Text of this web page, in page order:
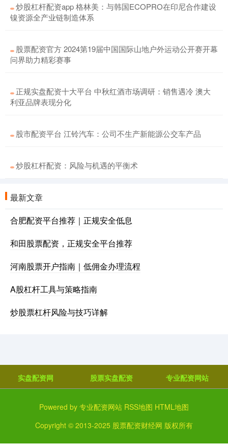
炒股杠杆配资app 格林美：与韩国ECOPRO在印尼合作建设
镍资源全产业链制造体系
股票配资官方 2024第19届中国国际山地户外运动公开赛开幕
问界助力精彩赛事
正规实盘配资十大平台 中秋红酒市场调研：销售遇冷 澳大
利亚品牌表现分化
股市配资平台 江铃汽车：公司不生产新能源公交车产品
炒股杠杆配资：风险与机遇的平衡术
最新文章
合肥配资平台推荐｜正规安全低息
和田股票配资，正规安全平台推荐
河南股票开户指南｜低佣金办理流程
A股杠杆工具与策略指南
炒股票杠杆风险与技巧详解
实盘配资网 股票实盘配资 专业配资网站
Powered by 专业配资网站 RSS地图 HTML地图
Copyright © 2013-2025 股票配资财经网 版权所有